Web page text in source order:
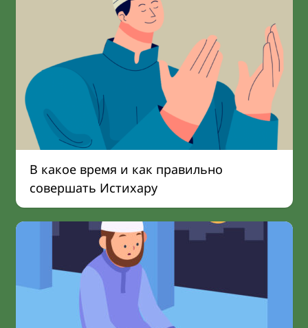
В какое время и как правильно
совершать Истихару